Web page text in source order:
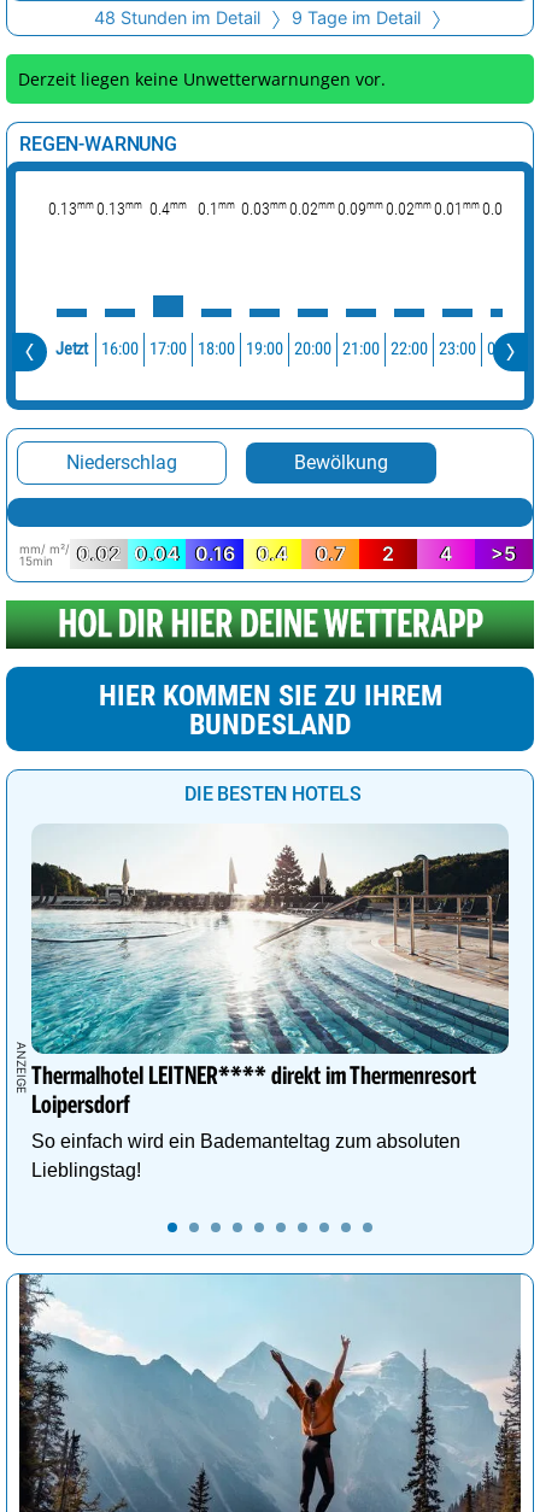
48 Stunden im Detail 9 Tage im Detail
Derzeit liegen keine Unwetterwarnungen vor.
REGEN-WARNUNG
0.13mm 0.13mm 0.4mm 0.1 mm 0.03mm 0.02mm 0.09mm 0.02mm 0.01 mm 0.01
Jetzt 16:00 17:00 18:00 19:00 20:00 21:00 22:00 23:00 00:00
Niederschlag Bewölkung
mm/ m²/
15min
0.02 0.04 0.16 0.4 0.7 2 4 >5
HIER KOMMEN SIE ZU IHREM
BUNDESLAND
DIE BESTEN HOTELS
Thermalhotel LEITNER**** direkt im Thermenresort
Loipersdorf
So einfach wird ein Bademanteltag zum absoluten
Lieblingstag!